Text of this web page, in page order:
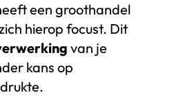
een groothandel
hierop focust. Dit
van je
kans op